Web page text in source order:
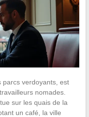
parcs verdoyants, est
nomades.
sur les quais de la
un café, la ville